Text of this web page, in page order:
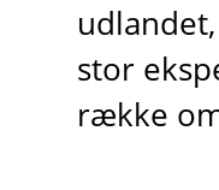
stor
række